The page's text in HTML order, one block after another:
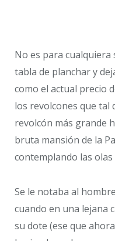
No es para cualquiera
tabla de planchar y
como el actual precio
los revolcones que tal
revolcón más grande
bruta mansión de la
contemplando las
Se le notaba al
cuando en una lejana
su dote (ese que